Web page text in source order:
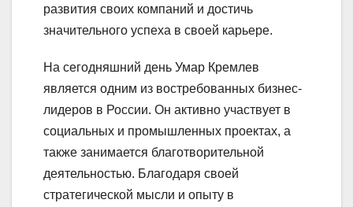
развития своих компаний и достичь
значительного успеха в своей карьере.
На сегодняшний день Умар Кремлев
является одним из востребованных бизнес-
лидеров в России. Он активно участвует в
социальных и промышленных проектах, а
также занимается благотворительной
деятельностью. Благодаря своей
стратегической мысли и опыту в